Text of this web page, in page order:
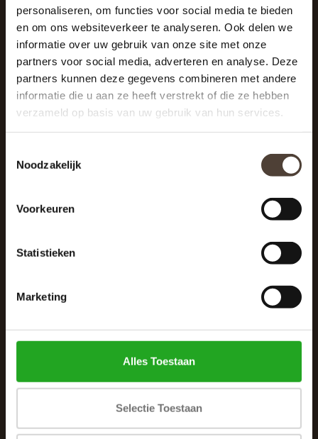
personaliseren, om functies voor social media te bieden
en om ons websiteverkeer te analyseren. Ook delen we
informatie over uw gebruik van onze site met onze
partners voor social media, adverteren en analyse. Deze
partners kunnen deze gegevens combineren met andere
informatie die u aan ze heeft verstrekt of die ze hebben
verzameld op basis van uw gebruik van hun services.
Noodzakelijk
Voorkeuren
Statistieken
Marketing
Alles Toestaan
Selectie Toestaan
SCHRIJF JE IN VOOR DE NIEUWSBRIEF
And stay up to date with our latest offers
040 287 12 00
info@dewoonhoek.nl